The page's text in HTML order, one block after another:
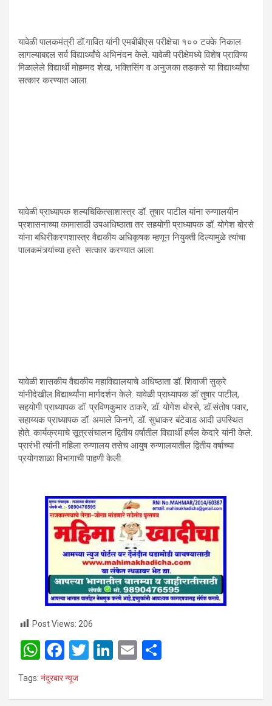
यावेळी पालकमंत्री डॉ.गावित यांनी एमबीबीएस परीक्षेचा १०० टक्के निकाल
लागल्याबद्दल सर्व विद्यार्थ्यांचे अभिनंदन केले. यावेळी परीक्षेमध्ये विशेष प्राविण्य
मिळालेले विद्यार्थी मोहम्मद शेख, भक्तिसिंग व अनुजका तडकसे या विद्यार्थ्यांचा
सत्कार करण्यात आला.
यावेळी प्राध्यापक शल्यचिकित्साशास्त्र डॉ. तुषार पाटील यांना रुग्णालयीन
प्रशासनाच्या कामासाठी उपअधिष्ठाता तर सहयोगी प्राध्यापक डॉ. योगेश बोरसे
यांना बधिरीकरणशास्त्र वैद्यकीय अधिकृषक म्हणून नियुक्ती दिल्यामुळे त्यांचा
पालकमंत्र्यांच्या हस्ते सत्कार करण्यात आला.
यावेळी शासकीय वैद्यकीय महाविद्यालयाचे अधिष्ठाता डॉ. शिवाजी सुक्रे
यांनीदेखील विद्यार्थ्यांना मार्गदर्शन केले. यावेळी प्राध्यापक डॉ तुषार पाटील,
सहयोगी प्राध्यापक डॉ. प्रविणकुमार ठाकरे, डॉ. योगेश बोरसे, डॉ.संतोष पवार,
सहाय्यक प्राध्यापक डॉ. अमाले किनगे, डॉ. सुधाकर बंटेवाड आदी उपस्थित
होते. कार्यक्रमाचे सूत्रसंचालन द्वितीय वर्षातील विद्यार्थी हर्षल केदारे यांनी केले.
प्रारंभी त्यांनी महिला रुग्णालय तसेच आयुष रुग्णालयातील द्वितीय वर्षाच्या
प्रयोगशाळा विभागाची पाहणी केली.
Post Views: 206
W
h
at
F
a
ce
T
Li
E
Tags: नंदुरबार न्यूज